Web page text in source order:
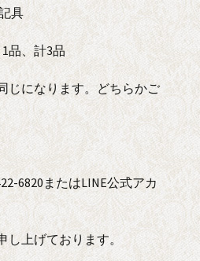
具
品、計3品
じになります。どちらかご
6820またはLINE公式アカ
し上げております。